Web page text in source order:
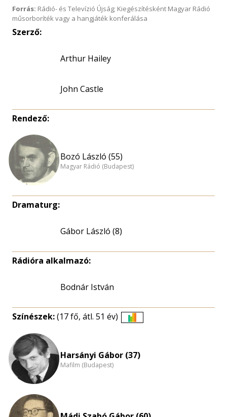
Forrás: Rádió- és Televízió Újság; Kiegészítésként Magyar Rádió
műsorboríték vagy a hangjáték konferálása
Szerző:
Arthur Hailey
John Castle
Rendező:
Bozó László (55)
Magyar Rádió (Budapest)
Dramaturg:
Gábor László (8)
Rádióra alkalmazó:
Bodnár István
Színészek:(17 fő, átl. 51 év)
nagyítása
Harsányi Gábor (37)
Mafilm (Budapest)